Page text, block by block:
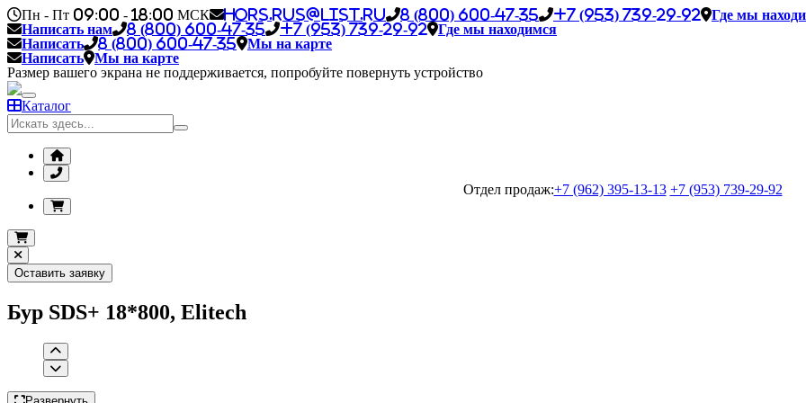
Пн - Пт 09:00 - 18:00 МСК hors.rus@list.ru 8 (800) 600-47-35 +7 (953) 739-29-92
Где мы
Написать нам
8 (800) 600-47-35 +7 (953) 739-29-92
Где мы находимся
Написать
8 (800) 600-47-35
Мы на карте
Написать
Мы на карте
Размер вашего экрана не поддерживается, попробуйте повернуть устройство
Каталог
Отдел продаж:+7 (962) 395-13-13 +7 (953) 739-29-92
Оставить заявку
Бур SDS+ 18*800, Elitech